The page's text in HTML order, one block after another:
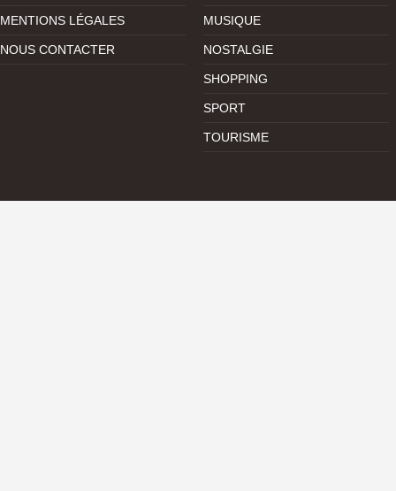
MENTIONS LÉGALES
NOUS CONTACTER
MUSIQUE
NOSTALGIE
SHOPPING
SPORT
TOURISME